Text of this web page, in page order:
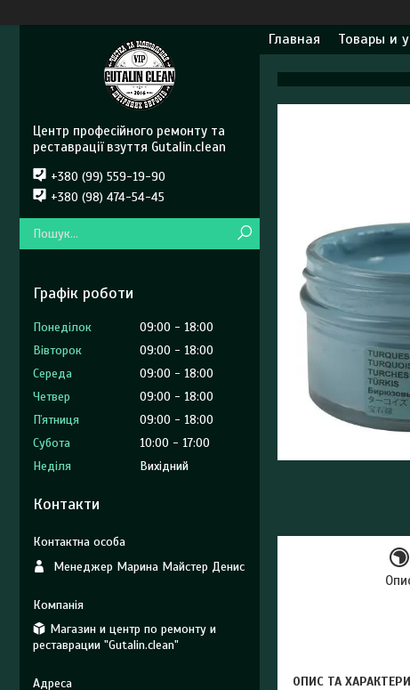
Главная Товары и
ОПИС ТА
Центр професійного ремонту та
реставрації взуття Gutalin.clean
+380 (99) 559-19-90
+380 (98) 474-54-45
Графік роботи
Понеділок 09:00
18:00
Вівторок
09:00
18:00
Середа
09:00
18:00
Четвер
09:00
18:00
Пʼятниця
09:00
18:00
Субота
10:00
17:00
Неділя
Вихідний
Контакти
Менеджер Марина Майстер Денис
Магазин и центр по ремонту и
реставрации "Gutalin.clean"